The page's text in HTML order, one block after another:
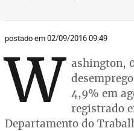
postado em 02/09/2016 09:49
W ashington,
4,9% em
registrado
Departamento do